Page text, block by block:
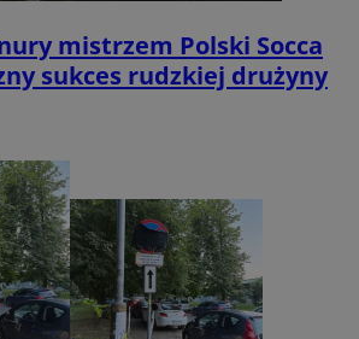
mistrzem Polski Socca
sukces rudzkiej drużyny